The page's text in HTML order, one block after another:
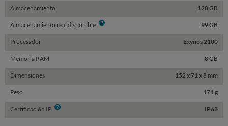
Almacenamiento 128 GB
Almacenamiento real disponible Info 99 GB
Procesador Exynos 2100
Memoria RAM 8 GB
Dimensiones 152 x 71 x 8 mm
Peso 171 g
Certificación IP Info IP68